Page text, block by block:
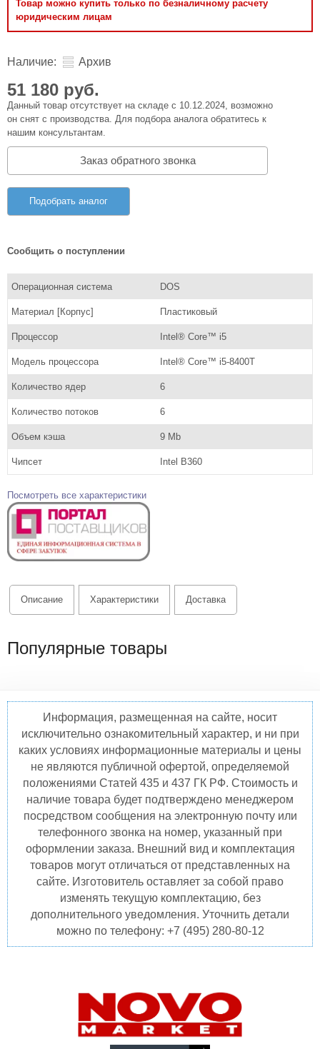
Товар можно купить только по безналичному расчету
юридическим лицам
Наличие: Архив
51 180 руб.
Данный товар отсутствует на складе с 10.12.2024, возможно
он снят с производства. Для подбора аналога обратитесь к
нашим консультантам.
Заказ обратного звонка
Подобрать аналог
Сообщить о поступлении
Операционная система DOS
Материал [Корпус] Пластиковый
Процессор Intel® Core™ i5
Модель процессора Intel® Core™ i5-8400T
Количество ядер 6
Количество потоков 6
Объем кэша 9 Mb
Чипсет Intel B360
Посмотреть все характеристики
Описание Характеристики Доставка
Популярные товары
Информация, размещенная на сайте, носит
исключительно ознакомительный характер, и ни при
каких условиях информационные материалы и цены
не являются публичной офертой, определяемой
положениями Статей 435 и 437 ГК РФ. Стоимость и
наличие товара будет подтверждено менеджером
посредством сообщения на электронную почту или
телефонного звонка на номер, указанный при
оформлении заказа. Внешний вид и комплектация
товаров могут отличаться от представленных на
сайте. Изготовитель оставляет за собой право
изменять текущую комплектацию, без
дополнительного уведомления. Уточнить детали
можно по телефону: +7 (495) 280-80-12